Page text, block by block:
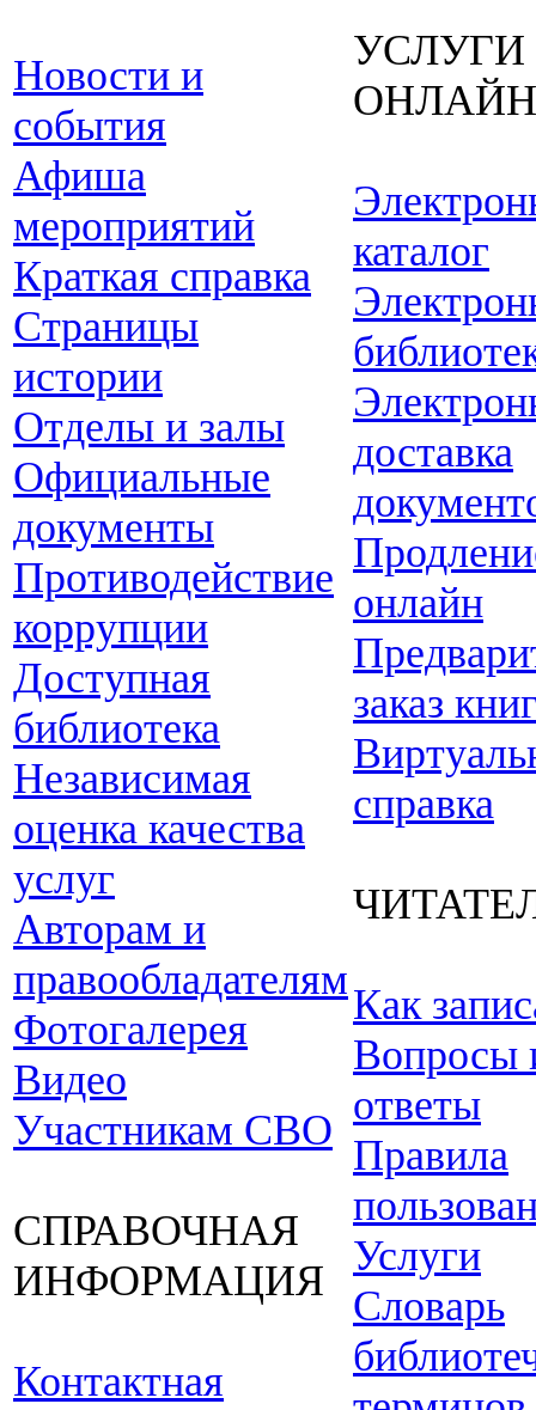
Новости и
события
Афиша
мероприятий
Краткая справка
Страницы
истории
Отделы и залы
Официальные
документы
Противодействие
коррупции
Доступная
библиотека
Независимая
оценка качества
услуг
Авторам и
правообладателям
Фотогалерея
Видео
Участникам СВО
СПРАВОЧНАЯ
ИНФОРМАЦИЯ
Контактная
УСЛУГИ
ОНЛАЙН
каталог
доставка
онлайн
заказ
справка
Как
Вопросы
ответы
Правила
Услуги
Словарь